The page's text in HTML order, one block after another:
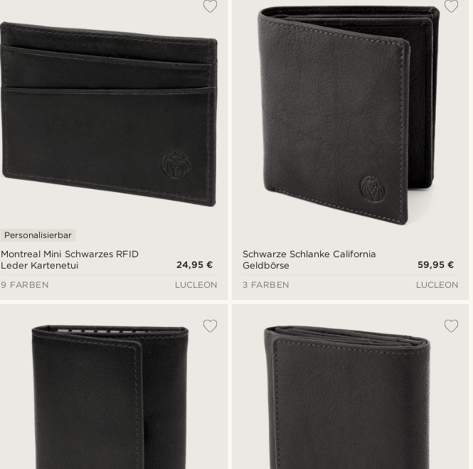
Montreal Mini Schwarzes RFID
Leder Kartenetui
Personalisierbar
24,95 €
9 FARBEN
LUCLEON
Schwarze Schlanke California
Geldbörse
59,95 €
3 FARBEN
LUCLEON